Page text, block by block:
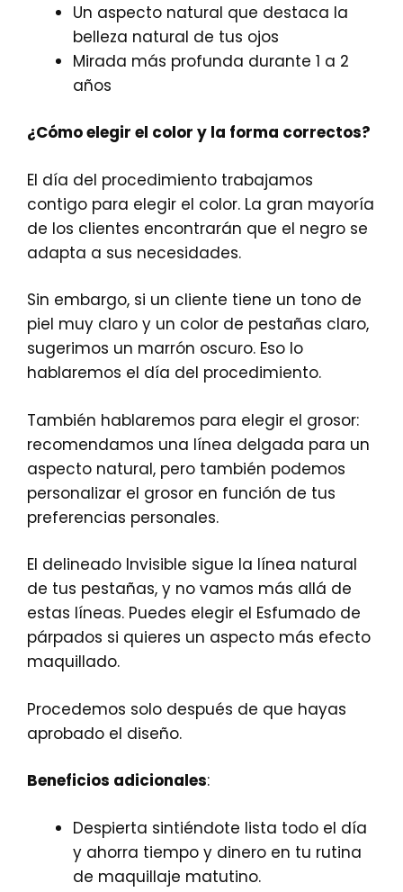
Un aspecto natural que destaca la
belleza natural de tus ojos
Mirada más profunda durante 1 a 2
años
¿Cómo elegir el color y la forma correctos?
El día del procedimiento trabajamos
contigo para elegir el color. La gran mayoría
de los clientes encontrarán que el negro se
adapta a sus necesidades.
Sin embargo, si un cliente tiene un tono de
piel muy claro y un color de pestañas claro,
sugerimos un marrón oscuro. Eso lo
hablaremos el día del procedimiento.
También hablaremos para elegir el grosor:
recomendamos una línea delgada para un
aspecto natural, pero también podemos
personalizar el grosor en función de tus
preferencias personales.
El delineado Invisible sigue la línea natural
de tus pestañas, y no vamos más allá de
estas líneas. Puedes elegir el Esfumado de
párpados si quieres un aspecto más efecto
maquillado.
Procedemos solo después de que hayas
aprobado el diseño.
Beneficios adicionales:
Despierta sintiéndote lista todo el día
y ahorra tiempo y dinero en tu rutina
de maquillaje matutino.